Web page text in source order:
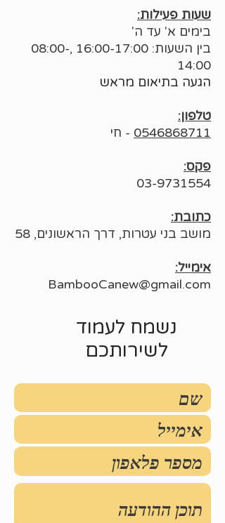
שעות פעילות:
בימים א' עד ה'
בין השעות: 16:00-17:00
,08:00-
14:00
הגעה בתיאום מראש
טלפון:
0546868711 - חי
פקס:
03-9731554
כתובת:
מושב בני עטרות, דרך הראשונים, 58
אימייל:
BambooCanew@gmail.com
נשמח לעמוד
לשירותכם